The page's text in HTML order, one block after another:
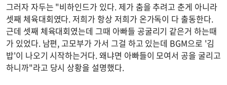
그러자 자두는 "비하인드가 있다. 제가 춤을 추려고 춘게 아니라
셋째 체육대회였다. 저희가 항상 저희가 온가독이 다 출동한다.
근데 셋째 체육대회였는데 그때 아빠들 공굴리기 같은거 하는때
가 있었다. 남편, 고모부가 가서 그걸 하고 있는데 BGM으로 '김
밥'이 나오기 시작하는거다. 왜냐면 아빠들이 모여서 공을 굴리고
하니까"라고 당시 상황을 설명했다.